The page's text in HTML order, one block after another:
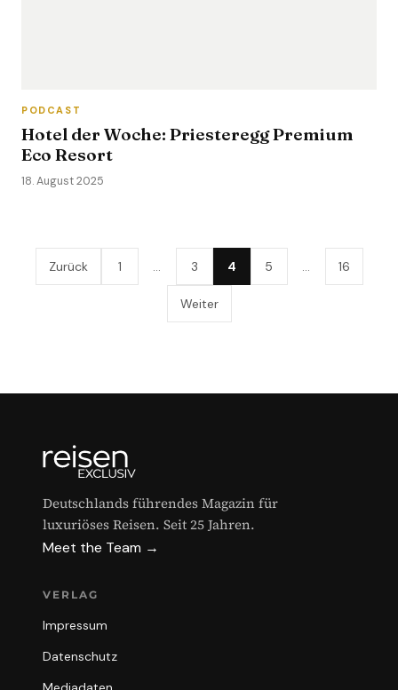
PODCAST
Hotel der Woche: Priesteregg Premium
Eco Resort
18. August 2025
Zurück 1 3 4 5 16
Weiter
Deutschlands führendes Magazin für
luxuriöses Reisen. Seit 25 Jahren.
Meet the Team →
VERLAG
Impressum
Datenschutz